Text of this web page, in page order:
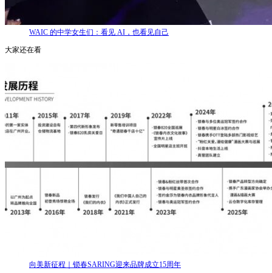
WAIC 的中学女生们：看见 AI，也看见自己
大家还在看
向美新征程｜锁春SARING迎来品牌成立15周年